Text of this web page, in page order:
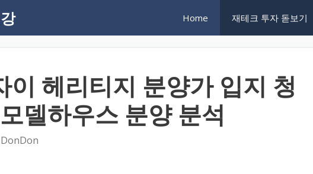
Home 재테크 투자 돋보기
이 헤리티지 분양가 입지 청
델하우스 분양 분석
DonDon